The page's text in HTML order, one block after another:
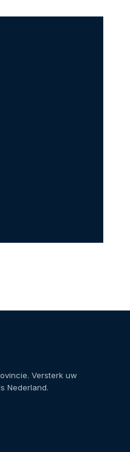
Versterk uw
Nederland.